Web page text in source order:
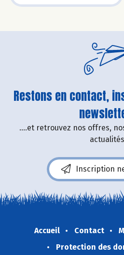
Restons en contact,
....et retrouvez nos offres,
Inscription
Accueil Contact
Protection des